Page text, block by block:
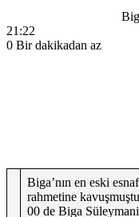
21:22
0 Bir dakikadan az
Biga’nın en eski
rahmetine
00 de Biga